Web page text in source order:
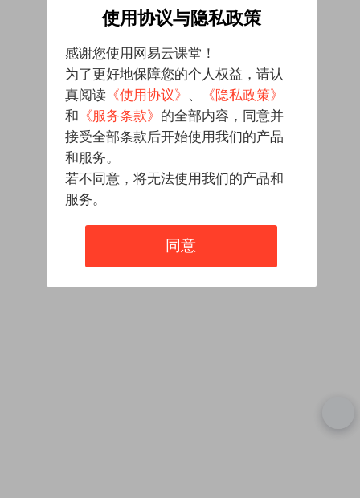
使用协议与隐私政策
感谢您使用网易云课堂！
为了更好地保障您的个人权益，请认
真阅读 《使用协议》 、
《隐私政策》
和 《服务条款》 的全部内容，同意并
接受全部条款后开始使用我们的产品
和服务。
若不同意，将无法使用我们的产品和
服务。
同意